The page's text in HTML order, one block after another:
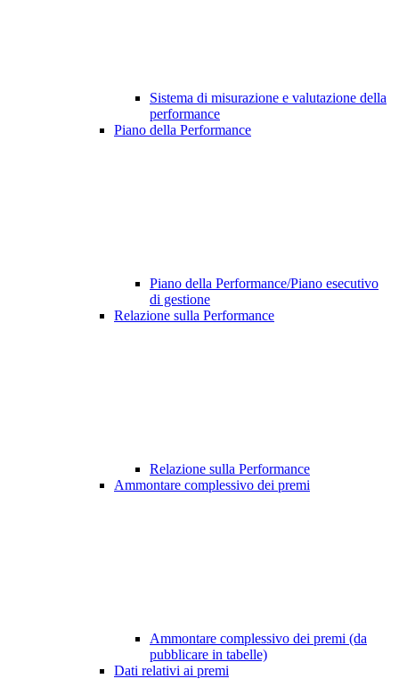
Sistema di misurazione e valutazione della
performance
Piano della Performance
Piano della Performance/Piano esecutivo
di gestione
Relazione sulla Performance
Relazione sulla Performance
Ammontare complessivo dei premi
Ammontare complessivo dei premi (da
pubblicare in tabelle)
Dati relativi ai premi